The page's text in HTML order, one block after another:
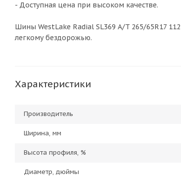
- Доступная цена при высоком качестве.
Шины WestLake Radial SL369 A/T 265/65R17
легкому бездорожью.
Характеристики
Производитель
Ширина, мм
Высота профиля, %
Диаметр, дюймы